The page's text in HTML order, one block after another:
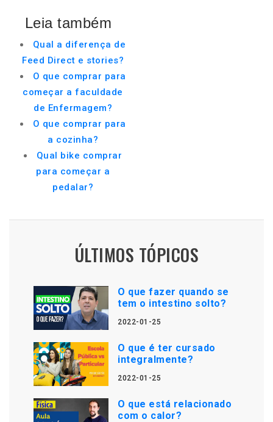
Leia também
Qual a diferença de
Feed Direct e stories?
O que comprar para
começar a faculdade
de Enfermagem?
O que comprar para
a cozinha?
Qual bike comprar
para começar a
pedalar?
ÚLTIMOS TÓPICOS
O que fazer quando se
tem o intestino solto?
2022-01-25
O que é ter cursado
integralmente?
2022-01-25
O que está relacionado
com o calor?